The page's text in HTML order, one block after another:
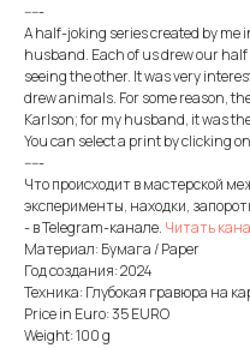
-----
A half-joking series created by me
husband. Each of us drew our
seeing the other. It was very
drew animals. For some reason,
Karlson; for my husband, it was
You can select a print by clicking
-----
Что происходит в мастерской
эксперименты, находки,
- в Telegram-канале. Читать
Материал: Бумага / Paper
Год создания: 2024
Техника: Глубокая гравюра на
Price in Euro: 35 EURO
Weight: 100 g